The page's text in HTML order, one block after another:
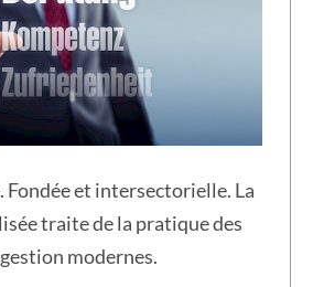
Fondée et intersectorielle. La
traite de la pratique des
modernes.